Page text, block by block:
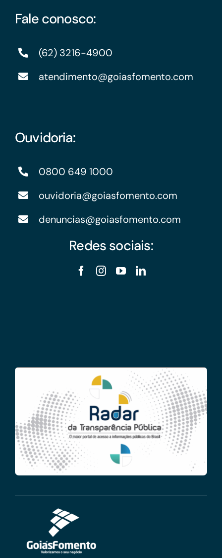
Fale conosco:
(62) 3216-4900
atendimento@goiasfomento.com
Ouvidoria:
0800 649 1000
ouvidoria@goiasfomento.com
denuncias@goiasfomento.com
Redes sociais: